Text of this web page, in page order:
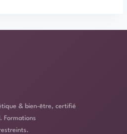
& bien-être, certifié
Formations